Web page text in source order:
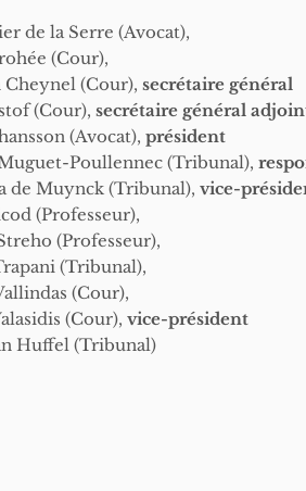
de la Serre (Avocat),
(Cour),
(Cour), secrétaire général
(Cour), secrétaire général
(Avocat), président
Poullennec (Tribunal),
de Muynck (Tribunal), vice-
(Professeur),
(Professeur),
(Tribunal),
(Cour),
(Cour), vice-président
Huffel (Tribunal)